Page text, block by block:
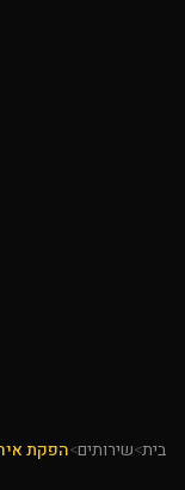
בית>שירותים>הפקת